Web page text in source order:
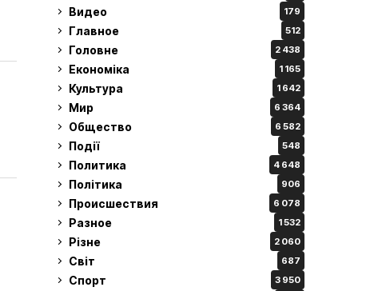
Видео 179
Главное 512
Головне 2 438
Економіка 1 165
Культура 1 642
Мир 6 364
Общество 6 582
Події 548
Политика 4 648
Політика 906
Происшествия 6 078
Разное 1 532
Різне 2 060
Світ 687
Спорт 3 950